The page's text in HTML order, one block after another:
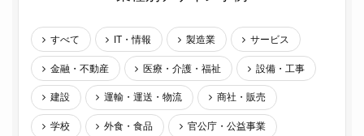
すべて IT・情報 製造業 サービス
金融・不動産 医療・介護・福祉 設備・工事
建設 運輸・運送・物流 商社・販売
学校 外食・食品 官公庁・公益事業